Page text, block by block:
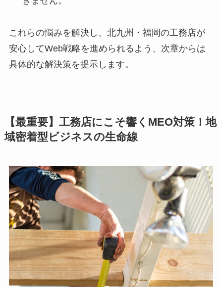
これらの悩みを解決し、北九州・福岡の工務店が
安心してWeb戦略を進められるよう、次章からは
具体的な解決策を提示します。
【最重要】工務店にこそ響くMEO対策！地
域密着型ビジネスの生命線